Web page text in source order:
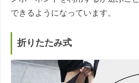
できるようになっています。
折りたたみ式